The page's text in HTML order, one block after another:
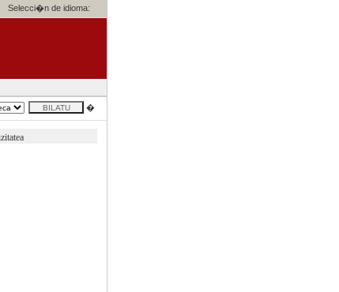
Selecci�n de idioma:
�